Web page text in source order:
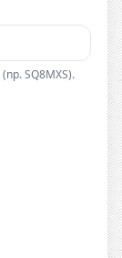
(np. SQ8MXS).